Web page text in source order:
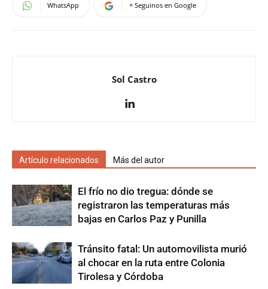
WhatsApp + Seguinos en Google
Sol Castro
Artículo relacionados Más del autor
El frío no dio tregua: dónde se
registraron las temperaturas más
bajas en Carlos Paz y Punilla
Tránsito fatal: Un automovilista murió
al chocar en la ruta entre Colonia
Tirolesa y Córdoba